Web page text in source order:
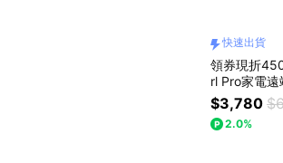
快速出貨
領券現折
rl Pro家電
家居智慧遙
$3,780
2.0%